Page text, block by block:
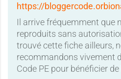
https://
Il arrive fréquemment que
reproduits sans
trouvé cette fiche ailleurs,
recommandons vivement
Code PE pour bénéficier